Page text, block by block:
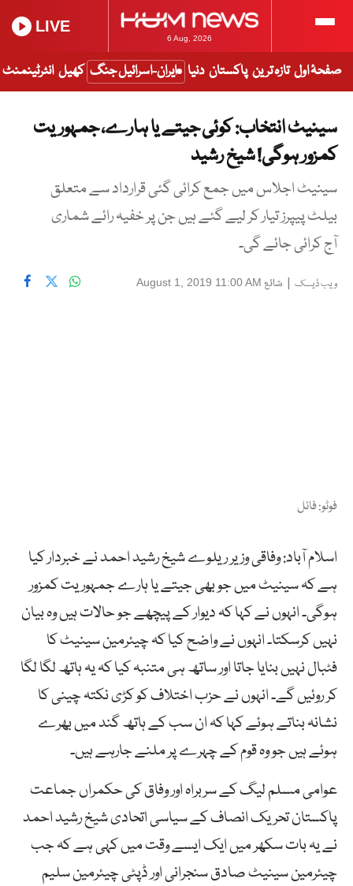
6 Aug, 2026
LIVE
صفحۂ اول تازہ ترین پاکستان دنیا ایران-اسرائیل جنگ کھیل انٹرٹینمنٹ
سینیٹ انتخاب: کوئی جیتے یا ہارے، جمہوریت
کمزور ہوگی! شیخ رشید
سینیٹ اجلاس میں جمع کرائی گئی قرارداد سے متعلق
بیلٹ پیپرز تیار کر لیے گئے ہیں جن پر خفیہ رائے شماری
آج کرائی جائے گی۔
ویب ڈیسک | شائع August 1, 2019 11:00 AM
فوٹو: فائل
اسلام آباد: وفاقی وزیر ریلوے شیخ رشید احمد نے خبردار کیا
ہے کہ سینیٹ میں جو بھی جیتے یا ہارے جمہوریت کمزور
ہوگی۔ انہوں نے کہا کہ دیوار کے پیچھے جو حالات ہیں وہ بیان
نہیں کرسکتا۔ انہوں نے واضح کیا کہ چیئرمین سینیٹ کا
فٹبال نہیں بنایا جاتا اور ساتھ ہی متنبہ کیا کہ یہ ہاتھ لگا لگا
کر روئیں گے۔ انہوں نے حزب اختلاف کو کڑی نکتہ چینی کا
نشانہ بناتے ہوئے کہا کہ ان سب کے ہاتھ گند میں بھرے
ہوئے ہیں جو وہ قوم کے چہرے پر ملنے جارہے ہیں۔
عوامی مسلم لیگ کے سربراہ اور وفاق کی حکمراں جماعت
پاکستان تحریک انصاف کے سیاسی اتحادی شیخ رشید احمد
نے یہ بات سکھر میں ایک ایسے وقت میں کہی ہے کہ جب
چیئرمین سینیٹ صادق سنجرانی اور ڈپٹی چیئرمین سلیم